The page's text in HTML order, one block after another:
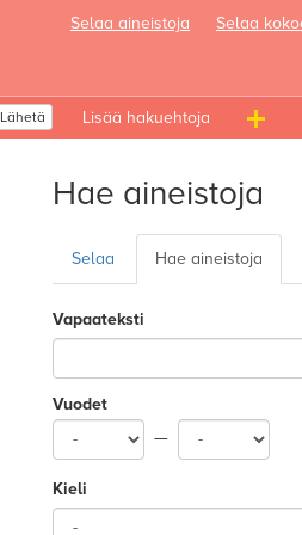
Selaa aineistoja Selaa
Lähetä
Hae aineistoja
Selaa Hae aineistoja
Vapaateksti
From — To
Kieli